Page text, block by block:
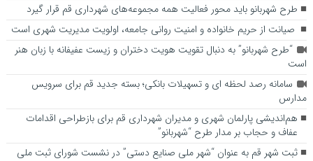
طرح شهربانو باید محور فعالیت همه مجموعه‌های شهرداری قم قرار گیرد
صیانت از حریم خانواده و امنیت روانی جامعه، اولویت مدیریت شهری است
“طرح شهربانو” به دنبال تقویت هویت دختران و زیست عفیفانه با زبان هنر
است
سامانه رصد لحظه ای و تسهیلات بانکی؛ بسته جدید قم برای سرویس
مدارس
هم‌اندیشی پارلمان شهری و مدیران شهرداری قم برای بازطراحی اقدامات
عفاف و حجاب بر مدار طرح “شهربانو”
ثبت شهر قم به عنوان “شهر ملی صنایع دستی” در نشست شورای ثبت ملی